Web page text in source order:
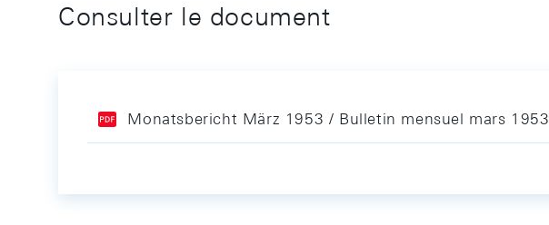
Consulter le document
Monatsbericht März 1953 / Bulletin mensuel mars 1953